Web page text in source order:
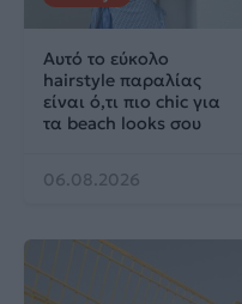
Αυτό το εύκολο
hairstyle παραλίας
είναι ό,τι πιο chic για
τα beach looks σου
06.08.2026